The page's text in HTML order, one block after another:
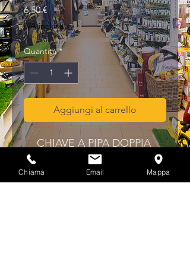
6,50 €Prezzo
IVA inclusa
Quantità *
Aggiungi al carrello
CHIAVE A PIPA DOPPIA
C/FORO "MPLUS" MM. 8X 8
Chiama Email Mappa